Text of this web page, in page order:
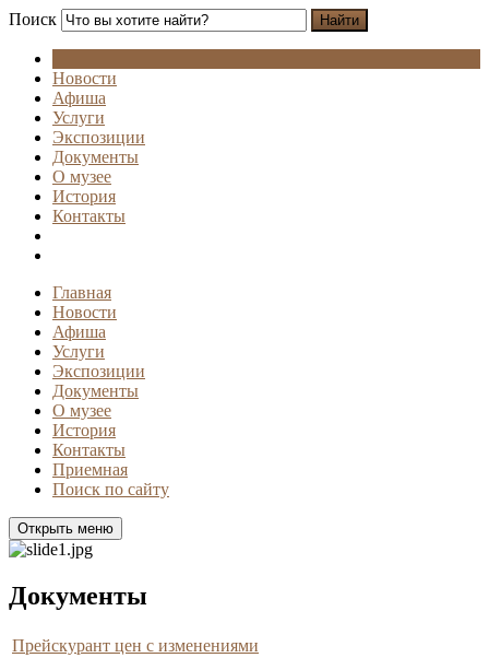
Поиск Найти
Новости
Афиша
Услуги
Экспозиции
Документы
О музее
История
Контакты
Главная
Новости
Афиша
Услуги
Экспозиции
Документы
О музее
История
Контакты
Приемная
Поиск по сайту
Открыть меню
Документы
Прейскурант цен с изменениями